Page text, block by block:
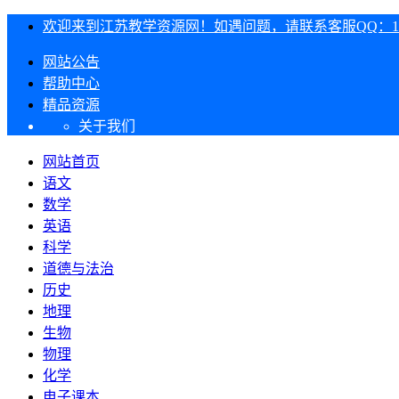
欢迎来到江苏教学资源网！如遇问题，请联系客服QQ：
网站公告
帮助中心
精品资源
关于我们
网站首页
语文
数学
英语
科学
道德与法治
历史
地理
生物
物理
化学